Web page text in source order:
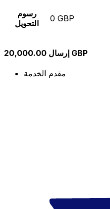
رسوم
التحويل
0 GBP
إرسال 20,000.00 GBP
مقدم الخدمة